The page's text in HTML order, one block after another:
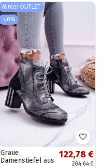
Winter OUTLET
-40%
Graue
Damenstiefel aus
122,78 €
204,64 €